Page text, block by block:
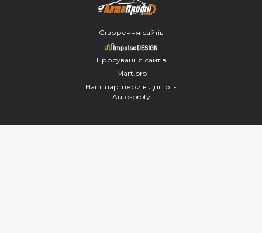
Створення сайтів
Просування сайтів
iMart.pro
Наші партнери в Дніпрі -
Auto-profy